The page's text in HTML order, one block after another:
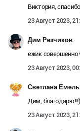
Виктория,
23 Август 2023,
Дим Резчиков
ежик совершенно
23 Август 2023,
Светлана
Дим,
23 Август 2023,